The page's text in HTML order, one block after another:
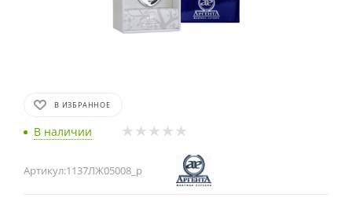
В ИЗБРАННОЕ
В наличии
Артикул:1137ЛЖ05008_р